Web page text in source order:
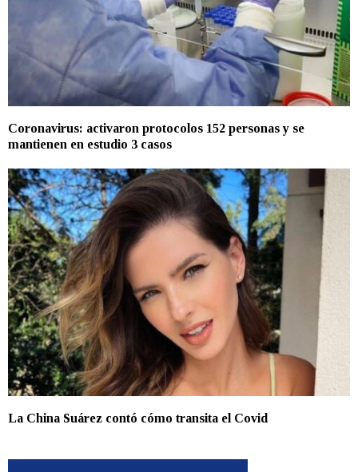
Coronavirus: activaron protocolos 152 personas y se
mantienen en estudio 3 casos
La China Suárez contó cómo transita el Covid